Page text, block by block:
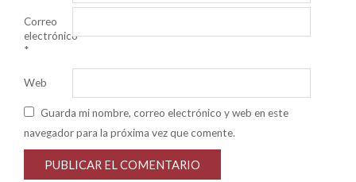
Correo
electrónico
*
Web
Guarda mi nombre, correo electrónico y web en este
navegador para la próxima vez que comente.